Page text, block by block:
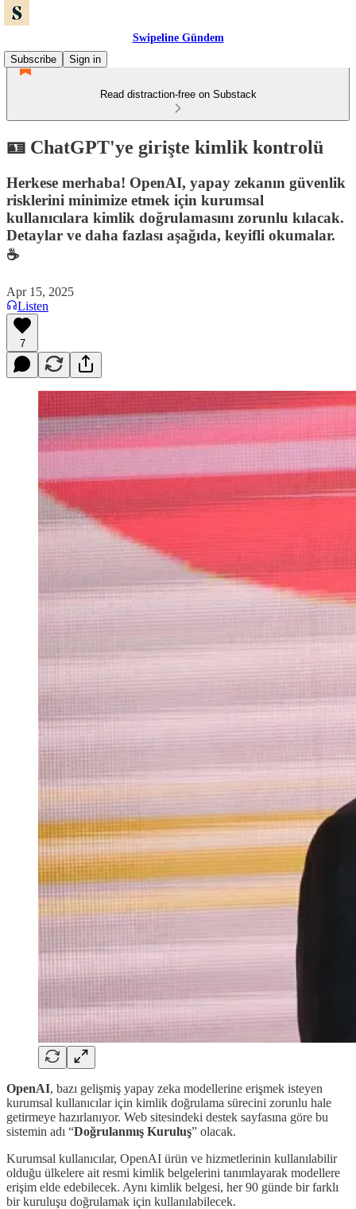
Swipeline Gündem
Subscribe
Sign in
Read distraction-free on Substack
🪪 ChatGPT'ye girişte kimlik kontrolü
Herkese merhaba! OpenAI, yapay zekanın güvenlik
risklerini minimize etmek için kurumsal
kullanıcılara kimlik doğrulamasını zorunlu kılacak.
Detaylar ve daha fazlası aşağıda, keyifli okumalar.
☕️
Apr 15, 2025
Listen
7
OpenAI, bazı gelişmiş yapay zeka modellerine erişmek isteyen
kurumsal kullanıcılar için kimlik doğrulama sürecini zorunlu hale
getirmeye hazırlanıyor. Web sitesindeki destek sayfasına göre bu
sistemin adı “Doğrulanmış Kuruluş” olacak.
Kurumsal kullanıcılar, OpenAI ürün ve hizmetlerinin kullanılabilir
olduğu ülkelere ait resmi kimlik belgelerini tanımlayarak modellere
erişim elde edebilecek. Aynı kimlik belgesi, her 90 günde bir farklı
bir kuruluşu doğrulamak için kullanılabilecek.